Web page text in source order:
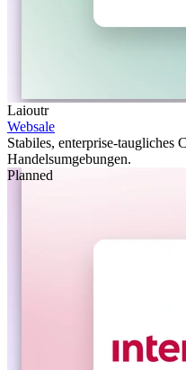
Laioutr
Websale
Stabiles, enterprise-taugliches
Handelsumgebungen.
Planned